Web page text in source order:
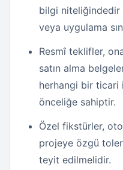
bilgi niteliğindedir
veya uygulama
Resmî teklifler,
satın alma
herhangi bir ticari
önceliğe sahiptir.
Özel fikstürler,
projeye özgü
teyit edilmelidir.